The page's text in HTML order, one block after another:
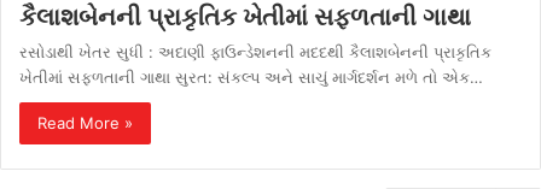
કૈલાશબેનની પ્રાકૃતિક ખેતીમાં સફળતાની ગાથા
રસોડાથી ખેતર સુધી : અદાણી ફાઉન્ડેશનની મદદથી કૈલાશબેનની પ્રાકૃતિક
ખેતીમાં સફળતાની ગાથા સુરત: સંકલ્પ અને સાચું માર્ગદર્શન મળે તો એક…
Read More »